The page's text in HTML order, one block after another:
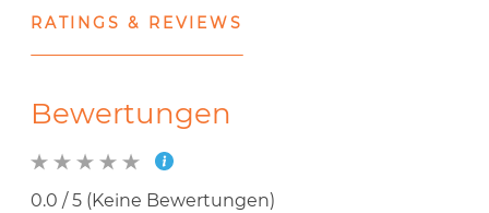
RATINGS & REVIEWS
Bewertungen
0.0 / 5 (Keine Bewertungen)